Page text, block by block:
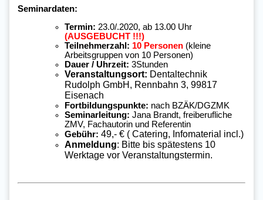
Seminardaten:
Termin: 23.0/.2020, ab 13.00 Uhr
(AUSGEBUCHT !!!)
Teilnehmerzahl: 10 Personen (kleine
Arbeitsgruppen von 10 Personen)
Dauer / Uhrzeit: 3Stunden
Veranstaltungsort: Dentaltechnik
Rudolph GmbH, Rennbahn 3, 99817
Eisenach
Fortbildungspunkte: nach BZÄK/DGZMK
Seminarleitung:Jana Brandt, freiberufliche
ZMV, Fachautorin und Referentin
Gebühr:49,- € ( Catering, Infomaterial incl.)
Anmeldung: Bitte bis spätestens 10
Werktage vor Veranstaltungstermin.